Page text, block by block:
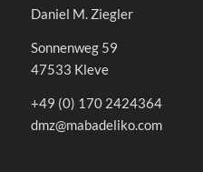
Daniel M. Ziegler
Sonnenweg 59
47533 Kleve
+49 (0) 170 2424364
dmz@mabadeliko.com